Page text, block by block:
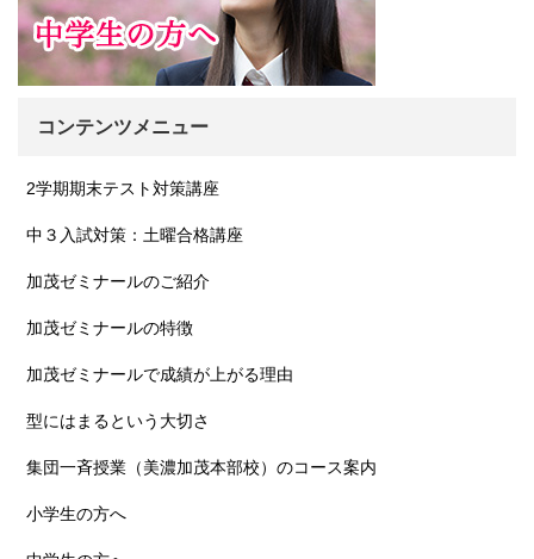
コンテンツメニュー
2学期期末テスト対策講座
中３入試対策：土曜合格講座
加茂ゼミナールのご紹介
加茂ゼミナールの特徴
加茂ゼミナールで成績が上がる理由
型にはまるという大切さ
集団一斉授業（美濃加茂本部校）のコース案内
小学生の方へ